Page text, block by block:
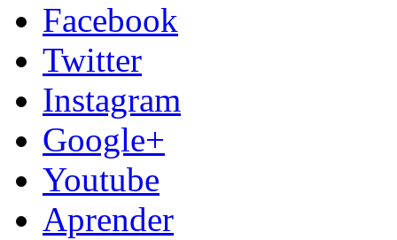
Facebook
Twitter
Instagram
Google+
Youtube
Aprender